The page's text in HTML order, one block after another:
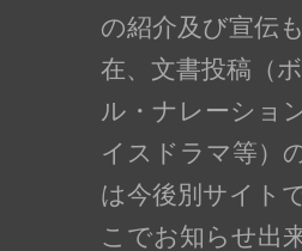
の紹介及び宣伝
在、文書投稿（
ル・ナレーショ
イスドラマ等）
は今後別サイト
こでお知らせ出